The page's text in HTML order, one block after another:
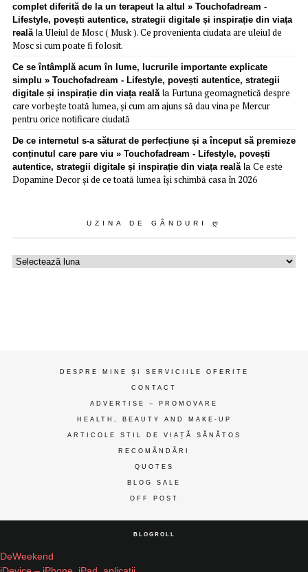
complet diferită de la un terapeut la altul » Touchofadream -
Lifestyle, povești autentice, strategii digitale și inspirație din viața
realălaUleiul de Mosc ( Musk ). Ce provenienta ciudata are uleiul de
Mosc si cum poate fi folosit.
Ce se întâmplă acum în lume, lucrurile importante explicate
simplu » Touchofadream - Lifestyle, povești autentice, strategii
digitale și inspirație din viața realăla Furtuna geomagnetică despre
care vorbește toată lumea, și cum am ajuns să dau vina pe Mercur
pentru orice notificare ciudată
De ce internetul s-a săturat de perfecțiune și a început să premieze
conținutul care pare viu » Touchofadream - Lifestyle, povești
autentice, strategii digitale și inspirație din viața realăla Ce este
Dopamine Decor și de ce toată lumea își schimbă casa în 2026
UZINA DE GÂNDURI Ღ
Uzina
DESPRE MINE ȘI SERVICIILE OFERITE
CONTACT
ADVERTISE – PROMOVARE
HEALTH, BEAUTY AND MAKE-UP
ARTICOLE STIL DE VIAȚĂ SĂNĂTOS
RECOMĂNDĂRI
QUOTES
BLOG SALE
OFF POST
BLOGROLL
DeWeekend